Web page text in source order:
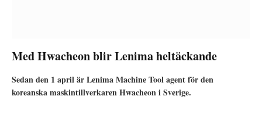
Med Hwacheon blir Lenima heltäckande
Sedan den 1 april är Lenima Machine Tool agent för den
koreanska maskintillverkaren Hwacheon i Sverige.